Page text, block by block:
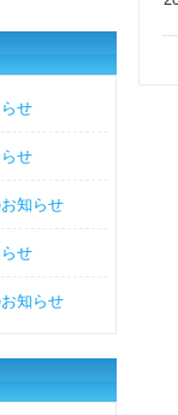
せ
せ
知らせ
せ
知らせ